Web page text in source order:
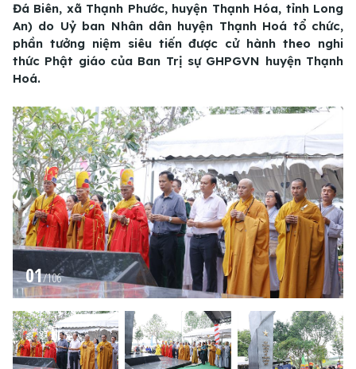
Đá Biên, xã Thạnh Phước, huyện Thạnh Hóa, tỉnh Long
An) do Uỷ ban Nhân dân huyện Thạnh Hoá tổ chức,
phần tưởng niệm siêu tiến được cử hành theo nghi
thức Phật giáo của Ban Trị sự GHPGVN huyện Thạnh
Hoá.
01/106